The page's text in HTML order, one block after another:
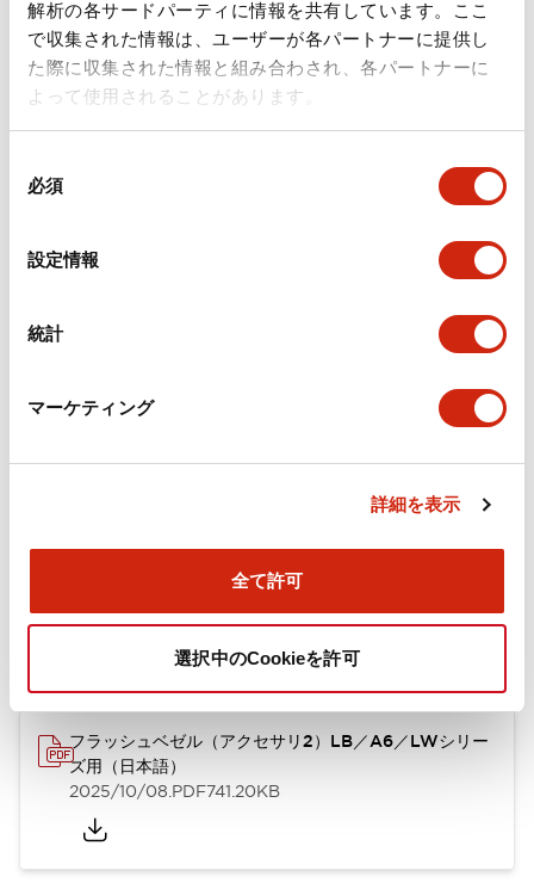
解析の各サードパーティに情報を共有しています。ここ
で収集された情報は、ユーザーが各パートナーに提供し
た際に収集された情報と組み合わされ、各パートナーに
よって使用されることがあります。
必須
設定情報
統計
マーケティング
詳細を表示
全て許可
選択中のCookieを許可
機械的仕様
取付設置仕様
A6シリーズ φ16小形コントロールユニット（日本語）
2025/03/28.PDF617.63KB
フラッシュベゼル（アクセサリ2）LB／A6／LWシリー
ズ用（日本語）
2025/10/08.PDF741.20KB